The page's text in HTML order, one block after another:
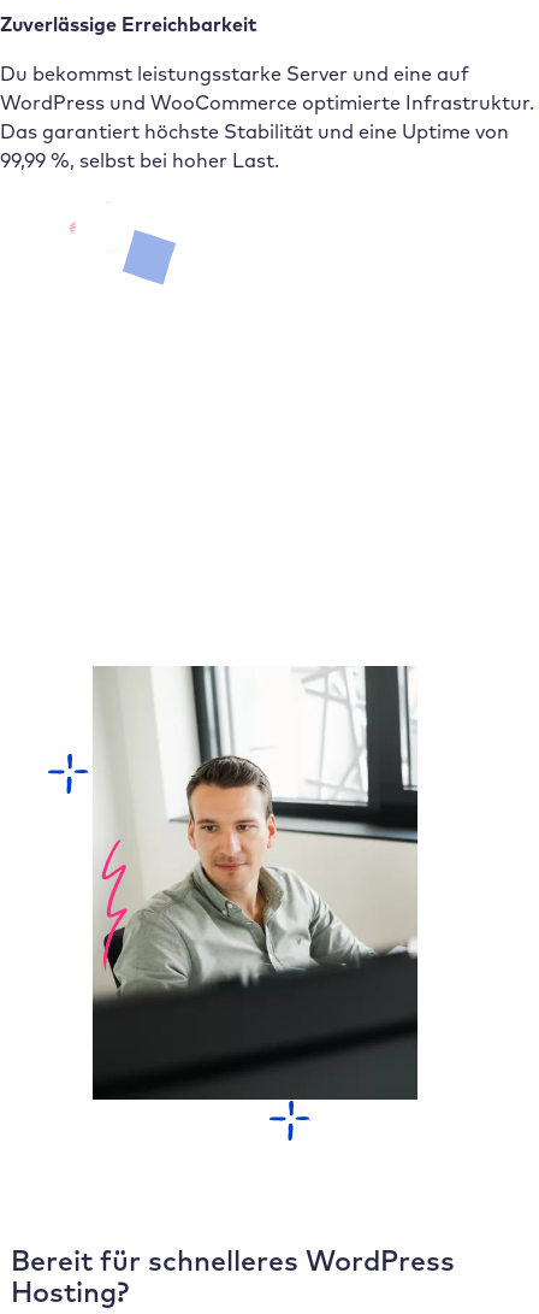
Zuverlässige Erreichbarkeit
Du bekommst leistungsstarke Server und eine auf
WordPress und WooCommerce optimierte Infrastruktur.
Das garantiert höchste Stabilität und eine Uptime von
99,99 %, selbst bei hoher Last.
Bereit für schnelleres WordPress
Hosting?